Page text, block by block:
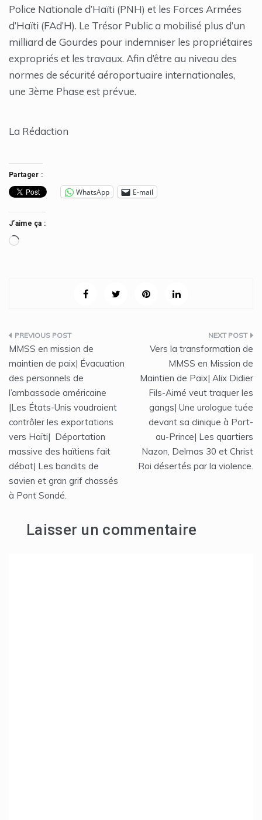
Police Nationale d’Haïti (PNH) et les Forces Armées
d’Haïti (FAd’H). Le Trésor Public a mobilisé plus d’un
milliard de Gourdes pour indemniser les propriétaires
expropriés et les travaux. Afin d’être au niveau des
normes de sécurité aéroportuaire internationales,
une 3ème Phase est prévue.
La Rédaction
Partager :
WhatsApp E-mail
J’aime ça :
Chargement…
Navigation
de
l’article
MMSS en mission de
maintien de paix| Évacuation
des personnels de
l’ambassade américaine
|Les États-Unis voudraient
contrôler les exportations
vers Haïti| Déportation
massive des haïtiens fait
débat| Les bandits de
savien et gran grif chassés
à Pont Sondé.
Vers la transformation de
MMSS en Mission de
Maintien de Paix| Alix Didier
Fils-Aimé veut traquer les
gangs| Une urologue tuée
devant sa clinique à Port-
au-Prince| Les quartiers
Nazon, Delmas 30 et Christ
Roi désertés par la violence.
Laisser un commentaire